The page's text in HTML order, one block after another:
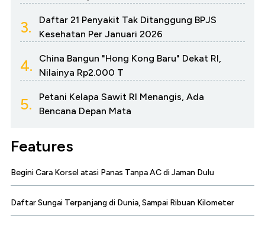
3.
Daftar 21 Penyakit Tak Ditanggung BPJS
Kesehatan Per Januari 2026
4.
China Bangun "Hong Kong Baru" Dekat RI,
Nilainya Rp2.000 T
5.
Petani Kelapa Sawit RI Menangis, Ada
Bencana Depan Mata
Features
Begini Cara Korsel atasi Panas Tanpa AC di Jaman Dulu
Daftar Sungai Terpanjang di Dunia, Sampai Ribuan Kilometer